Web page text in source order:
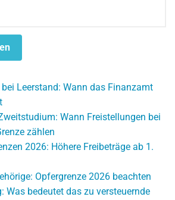
Leerstand: Wann das Finanzamt
Wann Freistellungen bei
zählen
2026: Höhere Freibeträge ab 1.
Opfergrenze 2026 beachten
Was bedeutet das zu versteuernde